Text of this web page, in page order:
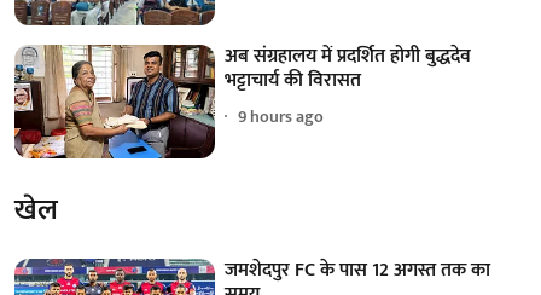
अब संग्रहालय में प्रदर्शित होगी बुद्धदेव
भट्टाचार्य की विरासत
9 hours ago
खेल
जमशेदपुर FC के पास 12 अगस्त तक का